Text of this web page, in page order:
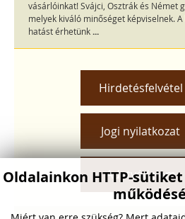
vásárlóinkat! Svájci, Osztrák és Német
melyek kiváló minőséget képviselnek.
hatást érhetünk ...
Hirdetésfelvétel
Jogi nyilatkozat
Adatvédelem
Oldalainkon HTTP-